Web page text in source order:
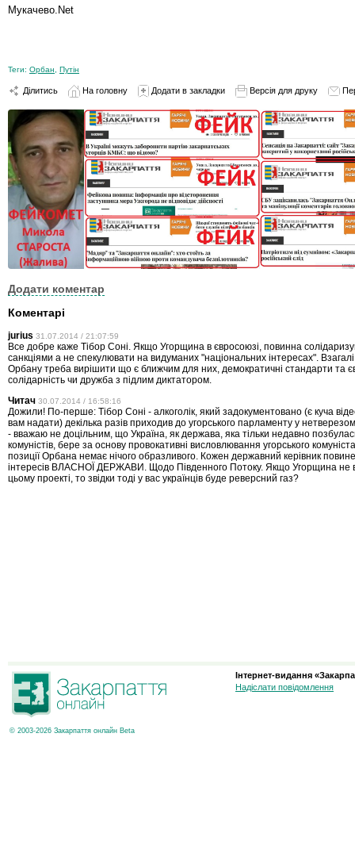
Мукачево.Net
Теги: Орбан Путін
Ділитись На головну Додати в закладки Версія для друку
Додати коментар
Коментарі
jurius 31.07.2014 / 21:07:59
Все добре каже Тібор Соні. Якщо Угорщина в євросоюзі, повинна
санкціями а не спекулювати на видуманих "національних інтересах".
Орбану треба вирішити що є ближчим для них, демократичні стандарти та
солідарність чи дружба з підлим диктатором.
Читач 30.07.2014 / 16:58:16
Дожили! По-перше: Тібор Соні - алкоголік, який задокументовано (є куча
вам надати) декілька разів приходив до угорського парламенту у
- вважаю не доцільним, що Україна, як держава, яка тільки недавно
комуністів, бере за основу провокативні висловлювання угорського
позиції Орбана немає нічого образливого. Кожен державний керівник
інтересів ВЛАСНОЇ ДЕРЖАВИ. Щодо Південного Потоку. Якщо Угорщина не
цьому проекті, то звідки тоді у вас українців буде реверсний газ?
© 2003-2026 Закарпаття онлайн Beta
Інтернет-видання
Надіслати повідомлення